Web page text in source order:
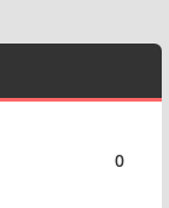
0